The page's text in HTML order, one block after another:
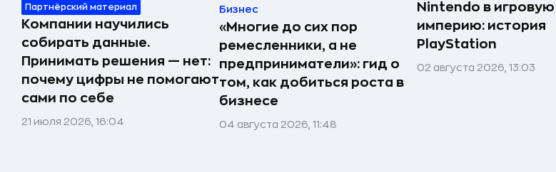
Партнёрский материал
Компании научились
собирать данные.
Принимать решения — нет:
почему цифры не помогают
сами по себе
21 июля 2026, 16:04
Бизнес
«Многие до сих пор
ремесленники, а не
предприниматели»: гид о
том, как добиться роста в
бизнесе
04 августа 2026, 11:48
Nintendo в игровую
империю: история
PlayStation
02 августа 2026, 13:03